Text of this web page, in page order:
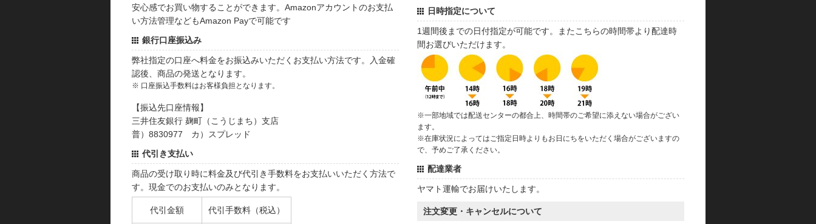
安心感でお買い物することができます。Amazonアカウントのお支払
い方法管理などもAmazon Payで可能です
銀行口座振込み
弊社指定の口座へ料金をお振込みいただくお支払い方法です。入金確
認後、商品の発送となります。
※ 口座振込手数料はお客様負担となります。
【振込先口座情報】
三井住友銀行 麹町（こうじまち）支店
普）8830977 カ）スプレッド
代引き支払い
商品の受け取り時に料金及び代引き手数料をお支払いいただく方法で
す。現金でのお支払いのみとなります。
代引金額 代引手数料（税込）
日時指定について
1週間後までの日付指定が可能です。またこちらの時間帯より配達時
間お選びいただけます。
※一部地域では配送センターの都合上、時間帯のご希望に添えない場合がござい
ます。
※在庫状況によってはご指定日時よりもお日にちをいただく場合がございますの
で、予めご了承ください。
配達業者
ヤマト運輸でお届けいたします。
注文変更・キャンセルについて